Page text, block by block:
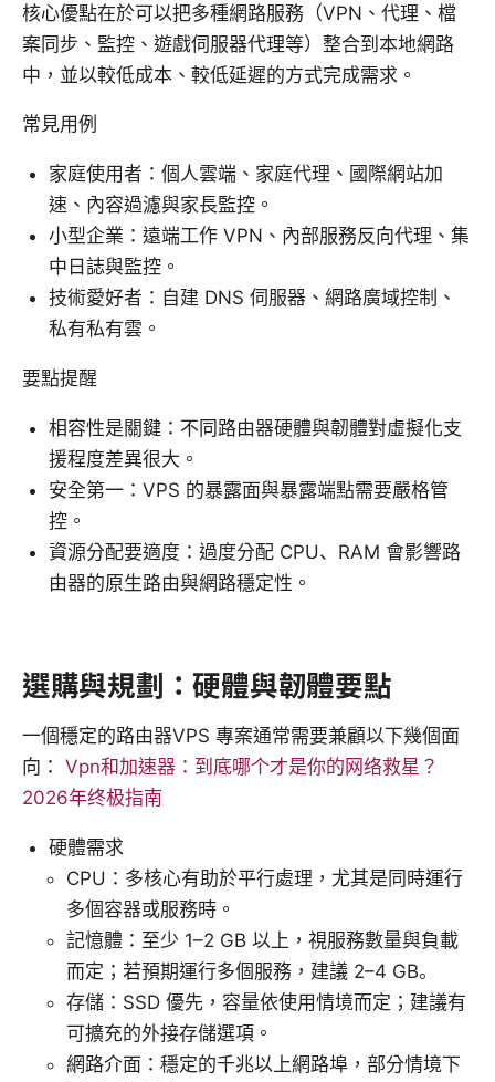
核心優點在於可以把多種網路服務（VPN、代理、檔
案同步、監控、遊戲伺服器代理等）整合到本地網路
中，並以較低成本、較低延遲的方式完成需求。
常見用例
家庭使用者：個人雲端、家庭代理、國際網站加
速、內容過濾與家長監控。
小型企業：遠端工作 VPN、內部服務反向代理、集
中日誌與監控。
技術愛好者：自建 DNS 伺服器、網路廣域控制、
私有私有雲。
要點提醒
相容性是關鍵：不同路由器硬體與韌體對虛擬化支
援程度差異很大。
安全第一：VPS 的暴露面與暴露端點需要嚴格管
控。
資源分配要適度：過度分配 CPU、RAM 會影響路
由器的原生路由與網路穩定性。
選購與規劃：硬體與韌體要點
一個穩定的路由器VPS 專案通常需要兼顧以下幾個面
向： Vpn和加速器：到底哪个才是你的网络救星？
2026年终极指南
硬體需求
CPU：多核心有助於平行處理，尤其是同時運行
多個容器或服務時。
記憶體：至少 1–2 GB 以上，視服務數量與負載
而定；若預期運行多個服務，建議 2–4 GB。
存儲：SSD 優先，容量依使用情境而定；建議有
可擴充的外接存儲選項。
網路介面：穩定的千兆以上網路埠，部分情境下